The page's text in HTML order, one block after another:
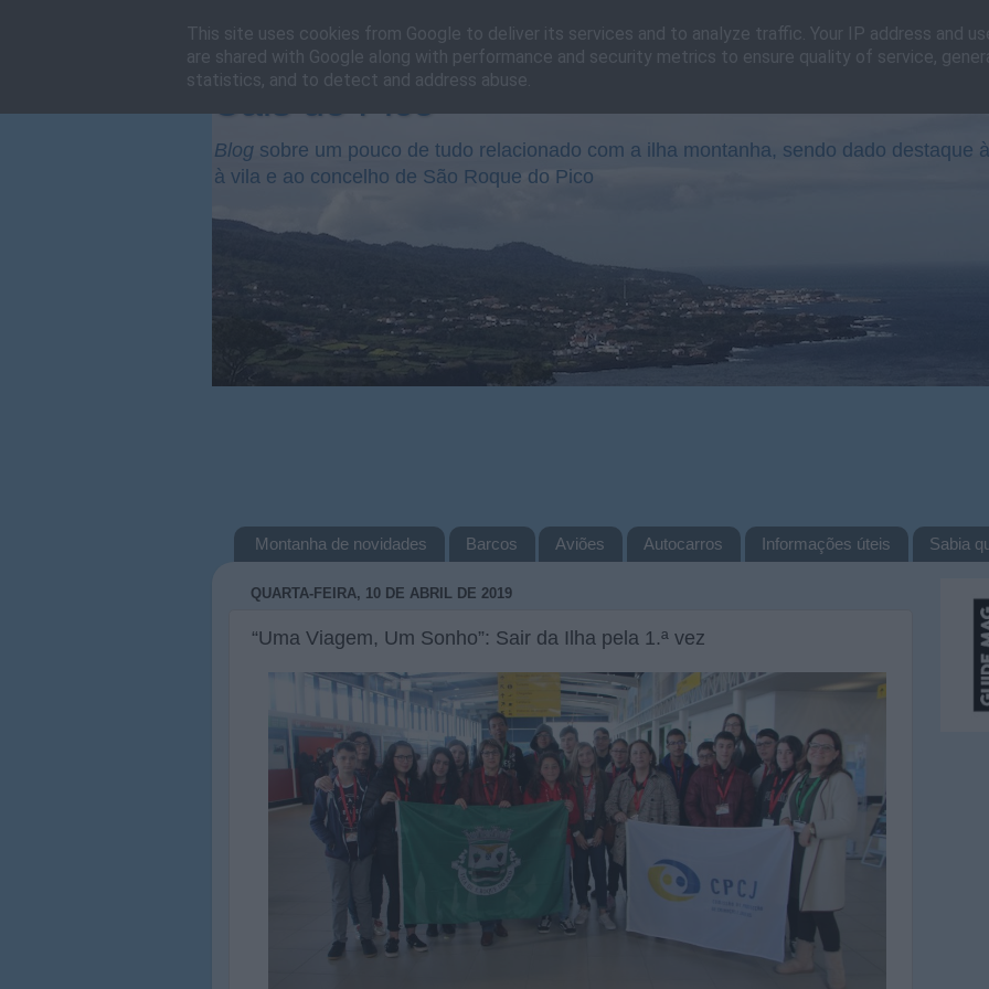
Cais do Pico
Blog sobre um pouco de tudo relacionado com a ilha montanha, sendo dado destaque
à vila e ao concelho de São Roque do Pico
Montanha de novidades Barcos Aviões Autocarros Informações úteis Sabia
QUARTA-FEIRA, 10 DE ABRIL DE 2019
“Uma Viagem, Um Sonho”: Sair da Ilha pela 1.ª vez
This site uses cookies from Google to deliver its services and to analyze traffic. Your IP address and
are shared with Google along with performance and security metrics to ensure quality of service,
statistics, and to detect and address abuse.